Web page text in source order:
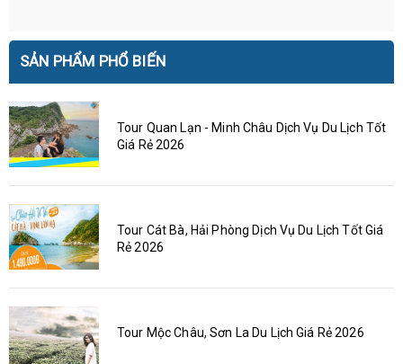
SẢN PHẨM PHỔ BIẾN
Tour Quan Lạn - Minh Châu Dịch Vụ Du Lịch Tốt
Giá Rẻ 2026
Tour Cát Bà, Hải Phòng Dịch Vụ Du Lịch Tốt Giá
Rẻ 2026
Tour Mộc Châu, Sơn La Du Lịch Giá Rẻ 2026